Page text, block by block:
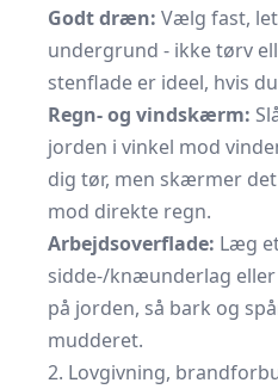
Godt dræn: Vælg fast,
undergrund - ikke tørv
stenflade er ideel, hvis
Regn- og vindskærm:
jorden i vinkel mod
dig tør, men skærmer
mod direkte regn.
Arbejdsoverflade: Læg
sidde-/knæunderlag
på jorden, så bark og
mudderet.
2. Lovgivning,